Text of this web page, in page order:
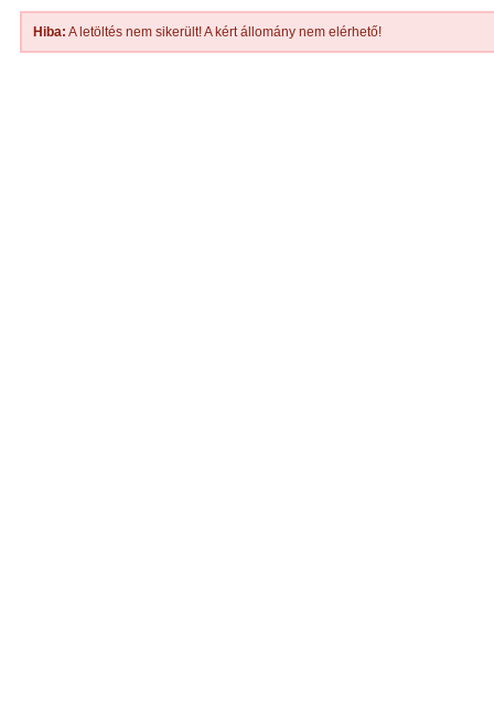
Hiba: A letöltés nem sikerült! A kért állomány nem elérhető!